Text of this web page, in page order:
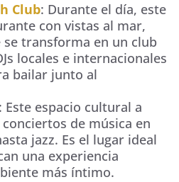
Club: Durante el día, este
con vistas al mar,
transforma en un club
locales e internacionales
bailar junto al
: Este espacio cultural a
de música en
jazz. Es el lugar ideal
una experiencia
más íntimo.